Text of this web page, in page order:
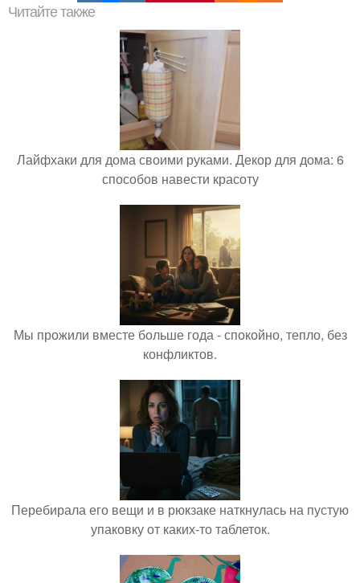
Читайте также
Лайфхаки для дома своими руками. Декор для дома: 6
способов навести красоту
Мы прожили вместе больше года - спокойно, тепло, без
конфликтов.
Перебирала его вещи и в рюкзаке наткнулась на пустую
упаковку от каких-то таблеток.